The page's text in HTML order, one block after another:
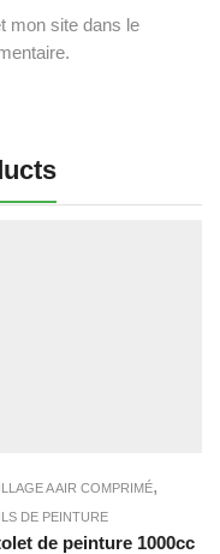
mon site dans le
A AIR COMPRIMÉ,
DE PEINTURE
de peinture 1000cc